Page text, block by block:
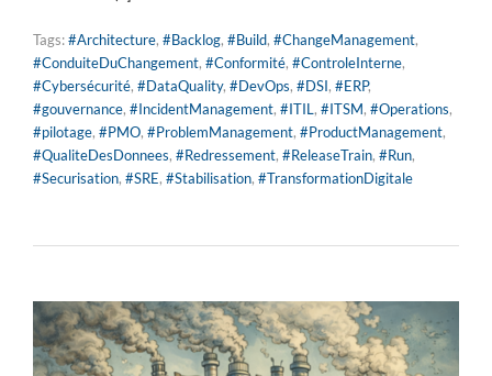
Tags:#Architecture, #Backlog, #Build, #ChangeManagement,
#ConduiteDuChangement, #Conformité, #ControleInterne,
#Cybersécurité, #DataQuality, #DevOps, #DSI, #ERP,
#gouvernance, #IncidentManagement, #ITIL, #ITSM, #Operations,
#pilotage, #PMO, #ProblemManagement, #ProductManagement,
#QualiteDesDonnees, #Redressement, #ReleaseTrain, #Run,
#Securisation, #SRE, #Stabilisation, #TransformationDigitale